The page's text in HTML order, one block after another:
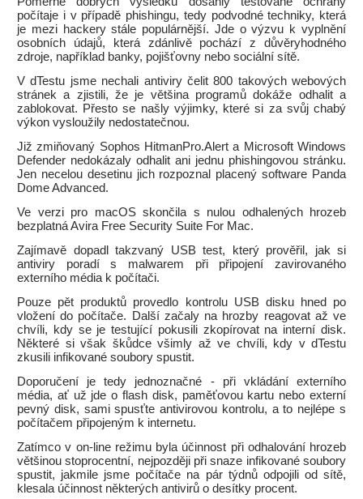
počítaje i v případě phishingu, tedy podvodné techniky, která
je mezi hackery stále populárnější. Jde o výzvu k vyplnění
osobních údajů, která zdánlivě pochází z důvěryhodného
zdroje, například banky, pojišťovny nebo sociální sítě.
V dTestu jsme nechali antiviry čelit 800 takových webových
stránek a zjistili, že je většina programů dokáže odhalit a
zablokovat. Přesto se našly výjimky, které si za svůj chabý
výkon vysloužily nedostatečnou.
Již zmiňovaný Sophos HitmanPro.Alert a Microsoft Windows
Defender nedokázaly odhalit ani jednu phishingovou stránku.
Jen necelou desetinu jich rozpoznal placený software Panda
Dome Advanced.
Ve verzi pro macOS skončila s nulou odhalených hrozeb
bezplatná Avira Free Security Suite For Mac.
Zajímavě dopadl takzvaný USB test, který prověřil, jak si
antiviry poradí s malwarem při připojení zavirovaného
externího média k počítači.
Pouze pět produktů provedlo kontrolu USB disku hned po
vložení do počítače. Další začaly na hrozby reagovat až ve
chvíli, kdy se je testující pokusili zkopírovat na interní disk.
Některé si však škůdce všimly až ve chvíli, kdy v dTestu
zkusili infikované soubory spustit.
Doporučení je tedy jednoznačné - při vkládání externího
média, ať už jde o flash disk, paměťovou kartu nebo externí
pevný disk, sami spusťte antivirovou kontrolu, a to nejlépe s
počítačem připojeným k internetu.
Zatímco v on-line režimu byla účinnost při odhalování hrozeb
většinou stoprocentní, nejpozději při snaze infikované soubory
spustit, jakmile jsme počítače na pár týdnů odpojili od sítě,
klesala účinnost některých antivirů o desítky procent.